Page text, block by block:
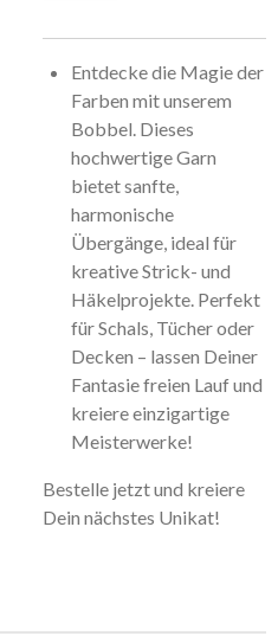
Entdecke die Magie der
Farben mit unserem
Bobbel. Dieses
hochwertige Garn
bietet sanfte,
harmonische
Übergänge, ideal für
kreative Strick- und
Häkelprojekte. Perfekt
für Schals, Tücher oder
Decken – lassen Deiner
Fantasie freien Lauf und
kreiere einzigartige
Meisterwerke!
Bestelle jetzt und kreiere
Dein nächstes Unikat!